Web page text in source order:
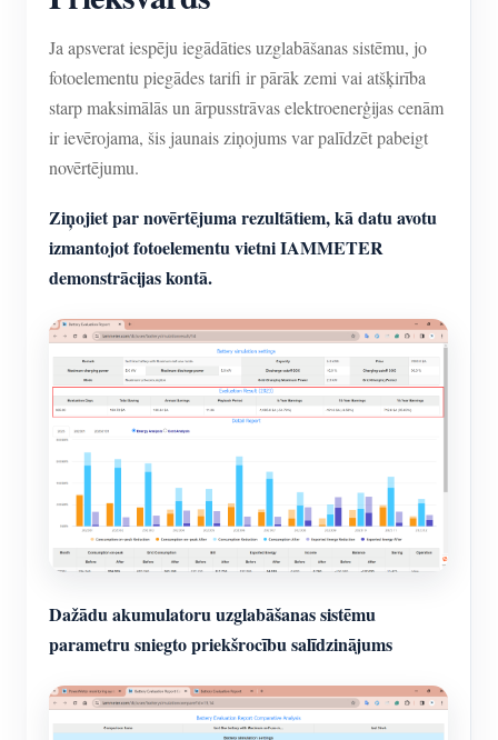
Ja apsverat iespēju iegādāties uzglabāšanas sistēmu, jo
fotoelementu piegādes tarifi ir pārāk zemi vai atšķirība
starp maksimālās un ārpusstrāvas elektroenerģijas cenām
ir ievērojama, šis jaunais ziņojums var palīdzēt pabeigt
novērtējumu.
Ziņojiet par novērtējuma rezultātiem, kā datu avotu
izmantojot fotoelementu vietni IAMMETER
demonstrācijas kontā.
Dažādu akumulatoru uzglabāšanas sistēmu
parametru sniegto priekšrocību salīdzinājums